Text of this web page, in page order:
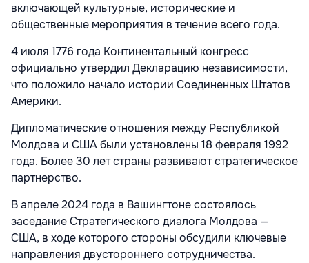
включающей культурные, исторические и
общественные мероприятия в течение всего года.
4 июля 1776 года Континентальный конгресс
официально утвердил Декларацию независимости,
что положило начало истории Соединенных Штатов
Америки.
Дипломатические отношения между Республикой
Молдова и США были установлены 18 февраля 1992
года. Более 30 лет страны развивают стратегическое
партнерство.
В апреле 2024 года в Вашингтоне состоялось
заседание Стратегического диалога Молдова —
США, в ходе которого стороны обсудили ключевые
направления двустороннего сотрудничества.